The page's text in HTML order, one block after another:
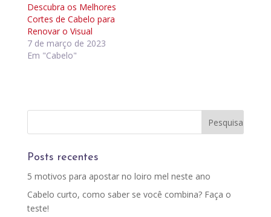
Descubra os Melhores
Cortes de Cabelo para
Renovar o Visual
7 de março de 2023
Em "Cabelo"
Posts recentes
5 motivos para apostar no loiro mel neste ano
Cabelo curto, como saber se você combina? Faça o
teste!